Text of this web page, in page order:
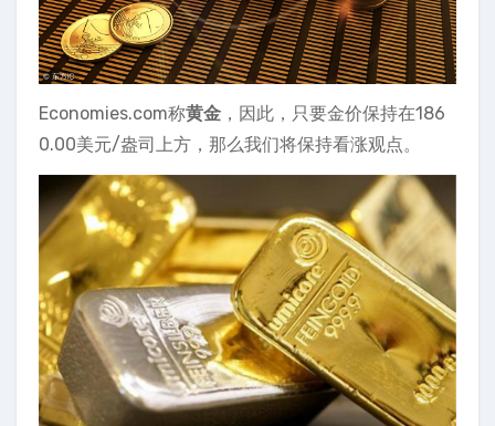
Economies.com称黄金 ，因此，只要金价保持在186
0.00美元/盎司上方，那么我们将保持看涨观点。